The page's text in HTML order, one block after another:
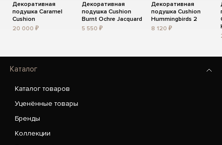
Декоративная
подушка Caramel
Cushion
20 000 ₽
Декоративная
подушка Cushion
Burnt Ochre Jacquard
5 550 ₽
Декоративная
подушка Cushion
Hummingbirds 2
8 120 ₽
Каталог
Каталог товаров
Уценённые товары
Бренды
Коллекции